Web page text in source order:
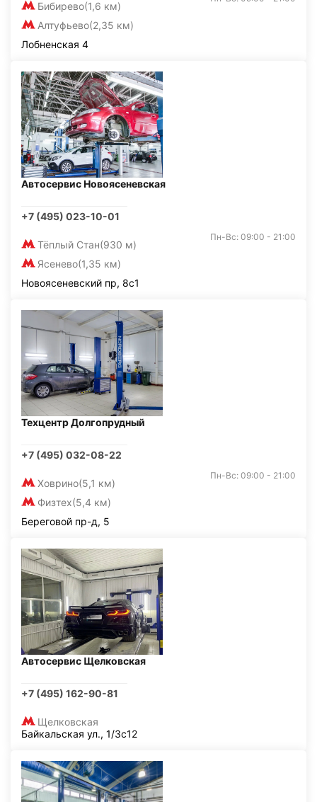
Бибирево(1,6 км)
Алтуфьево(2,35 км)
Лобненская 4
Автосервис Новоясеневская
+7 (495) 023-10-01
Тёплый Стан(930 м)
Ясенево(1,35 км)
Пн-Вс: 09:00 - 21:00
Новоясеневский пр, 8с1
Техцентр Долгопрудный
+7 (495) 032-08-22
Ховрино(5,1 км)
Физтех(5,4 км)
Пн-Вс: 09:00 - 21:00
Береговой пр-д, 5
Автосервис Щелковская
+7 (495) 162-90-81
Щелковская
Байкальская ул., 1/3с12